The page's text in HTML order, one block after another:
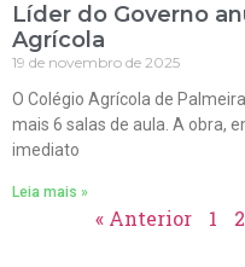
Líder do Governo
Agrícola
19 de novembro de 2025
O Colégio Agrícola de
mais 6 salas de aula. A obra,
imediato
Leia mais »
« Anterior 1 2